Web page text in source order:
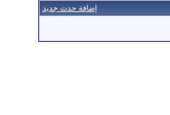
إضافة حدث جديد